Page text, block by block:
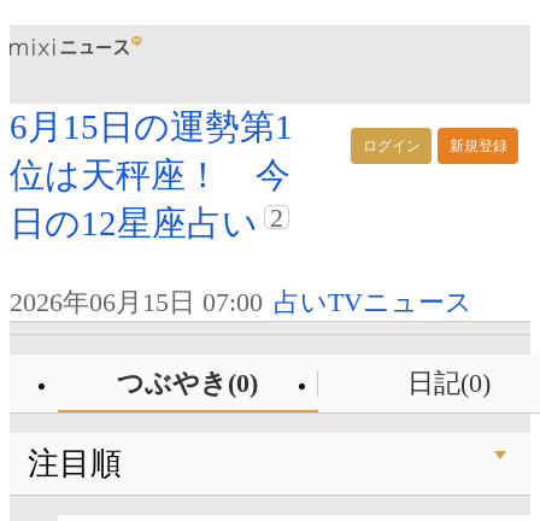
ログイン 新規登録
6月15日の運勢第1
位は天秤座！ 今
日の12星座占い 2
2026年06月15日 07:00 占いTVニュース
つぶやき(0) 日記(0)
注目順